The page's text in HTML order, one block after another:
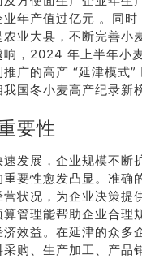
年产值过亿元 。同时
业大县，不断完善小
响，2024 年上半年小
广的高产 “延津模式
国冬小麦高产纪录新
要性
发展，企业规模不断
要性愈发凸显。准确
状况，为企业决策提
管理能帮助企业合理
效益。在延津的众多
购、生产加工、产品